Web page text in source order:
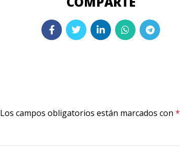
Los campos obligatorios están marcados con *